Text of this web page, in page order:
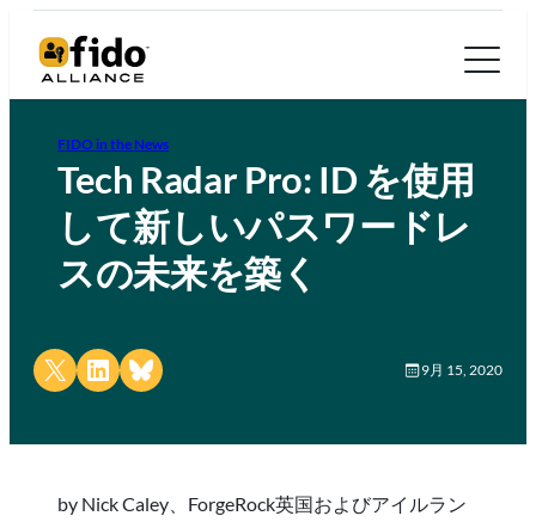
FIDO in the News
Tech Radar Pro: ID を使用
して新しいパスワードレ
スの未来を築く
Share on X Share on LinkedIn
Share on Bluesky 9月 15, 2020
by Nick Caley、ForgeRock英国およびアイルラン